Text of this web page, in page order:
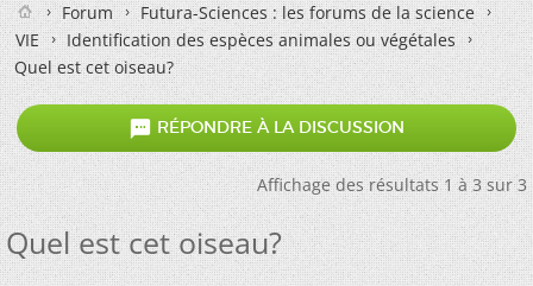
Forum
Futura-Sciences : les forums de la science
VIE
Identification des espèces animales ou végétales
Quel est cet oiseau?
 RÉPONDRE À LA DISCUSSION
Affichage des résultats 1 à 3 sur 3
Quel est cet oiseau?